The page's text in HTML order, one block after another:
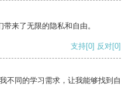
来了无限的隐私和自由。
支持[0] 反对[0]
不同的学习需求，让我能够找到自